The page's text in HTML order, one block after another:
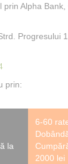
Alpha Bank,
Progresului
prin:
la
6-60
2000 lei